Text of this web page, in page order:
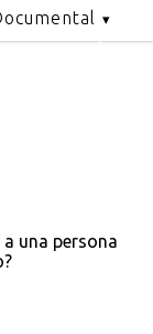
una persona